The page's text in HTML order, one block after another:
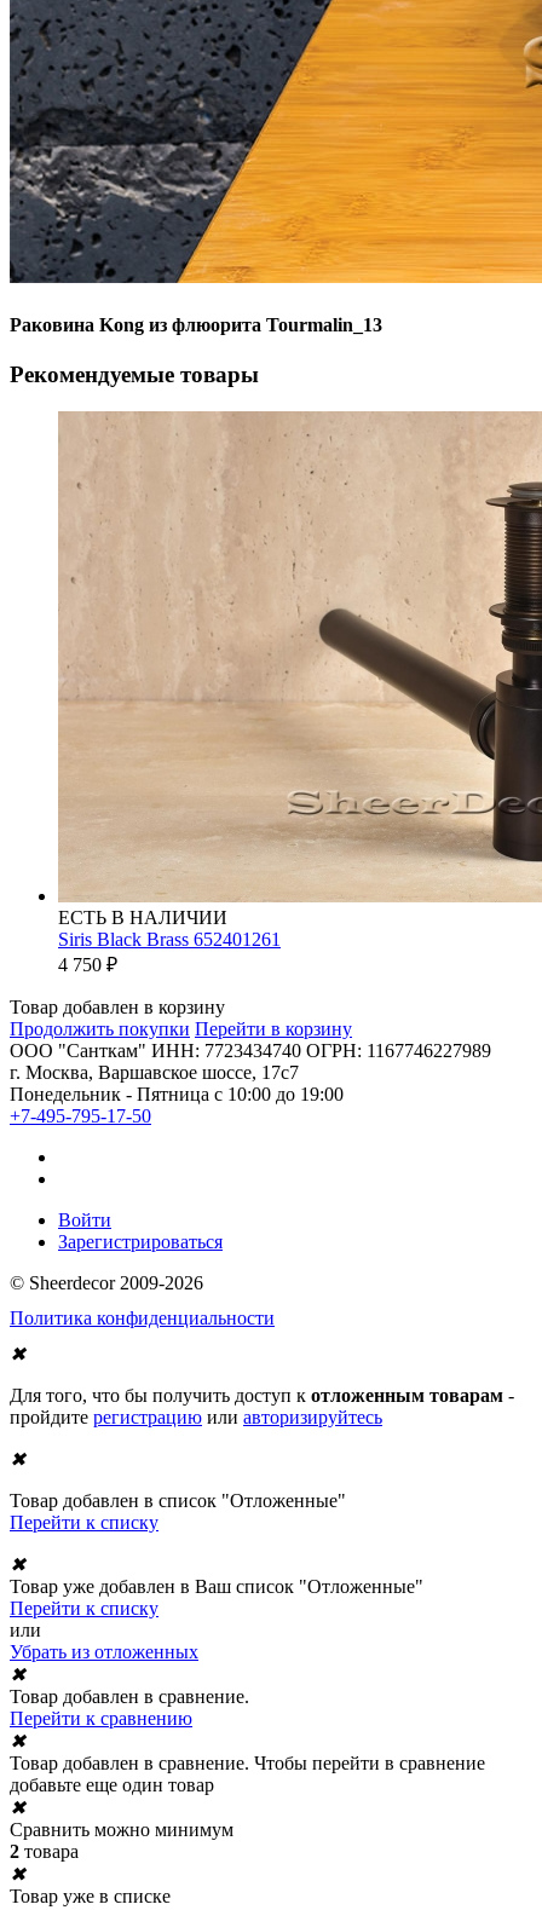
Раковина Kong из флюорита Tourmalin_13
Рекомендуемые товары
ЕСТЬ В НАЛИЧИИ
Siris Black Brass 652401261
4 750 ₽
Товар добавлен в корзину
Продолжить покупки Перейти в корзину
ООО "Санткам" ИНН: 7723434740 ОГРН: 1167746227989
г. Москва, Варшавское шоссе, 17с7
Понедельник - Пятница с 10:00 до 19:00
+7-495-795-17-50
Войти
Зарегистрироваться
© Sheerdecor 2009-2026
Политика конфиденциальности
✖
Для того, что бы получить доступ к отложенным товарам -
пройдите регистрацию или авторизируйтесь
✖
Товар добавлен в список "Отложенные"
Перейти к списку
✖
Товар уже добавлен в Ваш список "Отложенные"
Перейти к списку
или
Убрать из отложенных
✖
Товар добавлен в сравнение.
Перейти к сравнению
✖
Товар добавлен в сравнение. Чтобы перейти в сравнение
добавьте еще один товар
✖
Сравнить можно минимум
2 товара
✖
Товар уже в списке